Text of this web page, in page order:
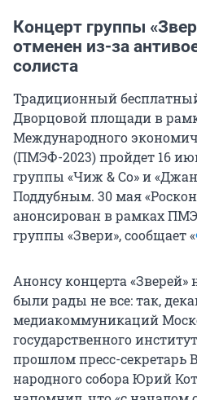
Концерт группы
отменен из-за
солиста
Традиционный
Дворцовой площади в
Международного
(ПМЭФ-2023) пройдет 16
группы «Чиж & Co» и
Поддубным. 30 мая
анонсирован в рамках
группы «Звери», сообщает «
Анонсу концерта
были рады не все: так,
медиакоммуникаций
государственного
прошлом пресс-секретарь
народного собора Юрий